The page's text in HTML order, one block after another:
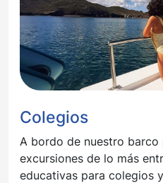
Colegios
A bordo de nuestro
excursiones de lo más
educativas para colegios